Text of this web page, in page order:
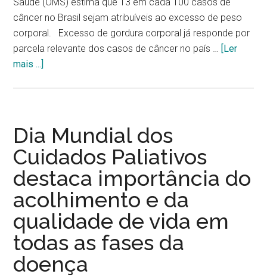
câncer no Brasil sejam atribuíveis ao excesso de peso
corporal. Excesso de gordura corporal já responde por
parcela relevante dos casos de câncer no país … [Ler
mais ...]
Dia Mundial dos
Cuidados Paliativos
destaca importância do
acolhimento e da
qualidade de vida em
todas as fases da
doença